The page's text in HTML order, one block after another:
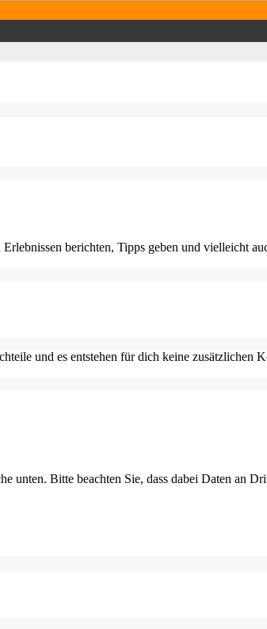
berichten, Tipps geben und vielleicht
und es entstehen für dich keine zusätzlichen
unten. Bitte beachten Sie, dass dabei Daten an